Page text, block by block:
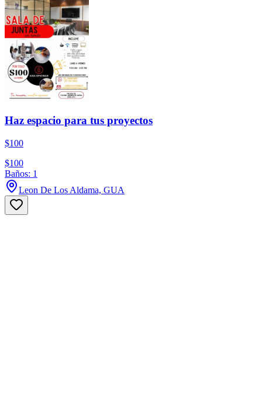
Haz espacio para tus proyectos
$100
$100
Baños: 1
Leon De Los Aldama, GUA